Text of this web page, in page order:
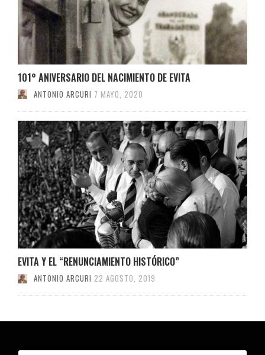
101° ANIVERSARIO DEL NACIMIENTO DE EVITA
ANTONIO ARCURI 7 MAYO, 2020
EVITA Y EL “RENUNCIAMIENTO HISTÓRICO”
ANTONIO ARCURI 22 AGOSTO, 2019